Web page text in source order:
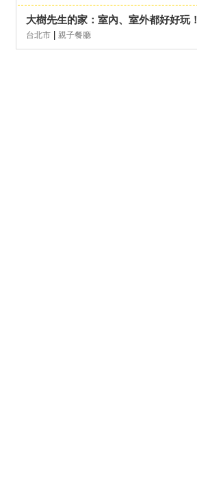
大樹先生的家：室內、室外都好好玩！
台北市 親子餐廳